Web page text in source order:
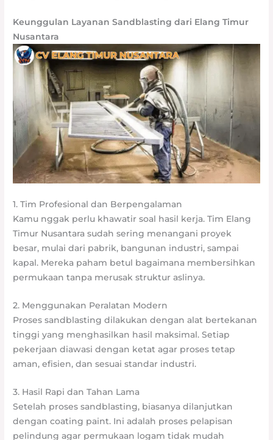
Keunggulan Layanan Sandblasting dari Elang Timur
Nusantara
1. Tim Profesional dan Berpengalaman
Kamu nggak perlu khawatir soal hasil kerja. Tim Elang
Timur Nusantara sudah sering menangani proyek
besar, mulai dari pabrik, bangunan industri, sampai
kapal. Mereka paham betul bagaimana membersihkan
permukaan tanpa merusak struktur aslinya.
2. Menggunakan Peralatan Modern
Proses sandblasting dilakukan dengan alat bertekanan
tinggi yang menghasilkan hasil maksimal. Setiap
pekerjaan diawasi dengan ketat agar proses tetap
aman, efisien, dan sesuai standar industri.
3. Hasil Rapi dan Tahan Lama
Setelah proses sandblasting, biasanya dilanjutkan
dengan coating paint. Ini adalah proses pelapisan
pelindung agar permukaan logam tidak mudah